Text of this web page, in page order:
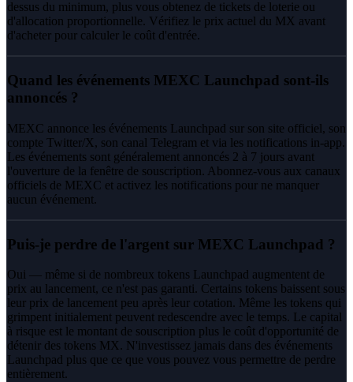
dessus du minimum, plus vous obtenez de tickets de loterie ou
d'allocation proportionnelle. Vérifiez le prix actuel du MX avant
d'acheter pour calculer le coût d'entrée.
Quand les événements MEXC Launchpad sont-ils
annoncés ?
MEXC annonce les événements Launchpad sur son site officiel, son
compte Twitter/X, son canal Telegram et via les notifications in-app.
Les événements sont généralement annoncés 2 à 7 jours avant
l'ouverture de la fenêtre de souscription. Abonnez-vous aux canaux
officiels de MEXC et activez les notifications pour ne manquer
aucun événement.
Puis-je perdre de l'argent sur MEXC Launchpad ?
Oui — même si de nombreux tokens Launchpad augmentent de
prix au lancement, ce n'est pas garanti. Certains tokens baissent sous
leur prix de lancement peu après leur cotation. Même les tokens qui
grimpent initialement peuvent redescendre avec le temps. Le capital
à risque est le montant de souscription plus le coût d'opportunité de
détenir des tokens MX. N'investissez jamais dans des événements
Launchpad plus que ce que vous pouvez vous permettre de perdre
entièrement.